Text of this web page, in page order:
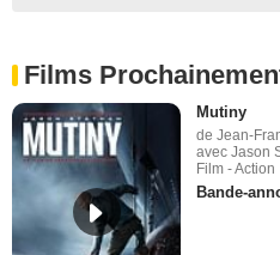
Films
Mutiny
de Jean-
avec Jason
Film - Action
Bande-